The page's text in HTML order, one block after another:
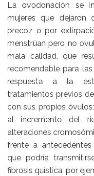
La ovodonación se
mujeres que dejaron
precoz o por
menstrúan pero no
mala calidad, que
recomendable para
respuesta a la
tratamientos previos
con sus propios
al incremento del
alteraciones
frente a
que podría
fibrosis quística, por